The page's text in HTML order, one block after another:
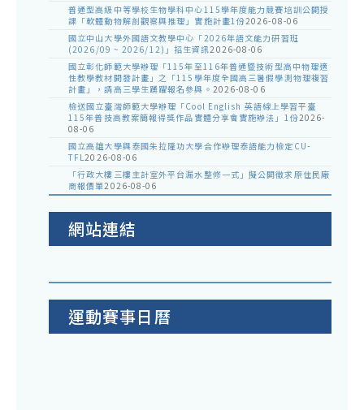
普通型高級中等學校生物學科中心115學年度能力競賽培訓公開授
課「軟體動物解剖觀察與推理」實施計畫1份2026-08-06
國立中山大學外國語文教學中心「2026年語文能力研習班
(2026/09 ~ 2026/12)」招生資訊2026-08-06
國立彰化師範大學辦理「115年至116年普通暨技術型高中物理適
性教學教材開發計畫」之「115學年度全國高三暑假學測物理複習
計畫」，請高三學生踴躍報名參與。 2026-08-06
檢送國立臺灣師範大學辦理「Cool English 英語線上學習平臺
115年普技高教案簡報得獎作品實體分享會實施辦法」1份2026-
08-06
國立高雄大學與泰國朱拉隆功大學合作辦理泰語能力檢定CU-
TFL2026-08-06
「行政大樓三樓主計室外平台漏水整修一式」擬公開徵求原住民廠
商報價單2026-08-06
網站連結
運動賽事日曆